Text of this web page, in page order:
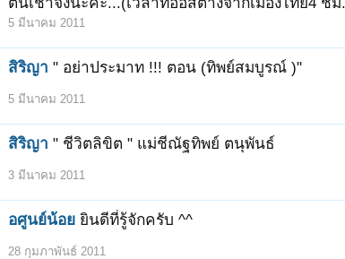
5 มีนาคม 2011
สิริญา " อย่าประมาท !!! ตอน (ทิพย์สมบูรณ์ )"
5 มีนาคม 2011
สิริญา " ชีวิตลิขิต " แม่ชีณัฐทิพย์ ตนุพันธ์
3 มีนาคม 2011
อศูนย์น้อย ยินดีที่รู้จักครับ ^^
28 กุมภาพันธ์ 2011